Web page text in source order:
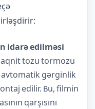
idarə edilməsi
tozu tormozu
avtomatik gərginlik
edilir. Bu, filmin
qarşısını